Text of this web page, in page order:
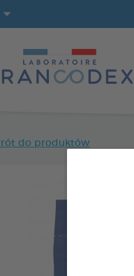
do produktów